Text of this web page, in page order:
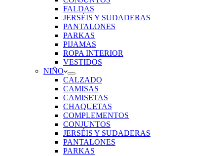
FALDAS
JERSÉIS Y SUDADERAS
PANTALONES
PARKAS
PIJAMAS
ROPA INTERIOR
VESTIDOS
NIÑO
CALZADO
CAMISAS
CAMISETAS
CHAQUETAS
COMPLEMENTOS
CONJUNTOS
JERSÉIS Y SUDADERAS
PANTALONES
PARKAS